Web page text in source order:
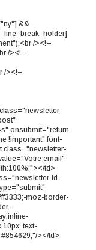
&&
/><!--
/><!--
/><!--
onsubmit="return
!important" font-
class="newsletter-
email"
td>
td-
moz-border-
text-
></td>